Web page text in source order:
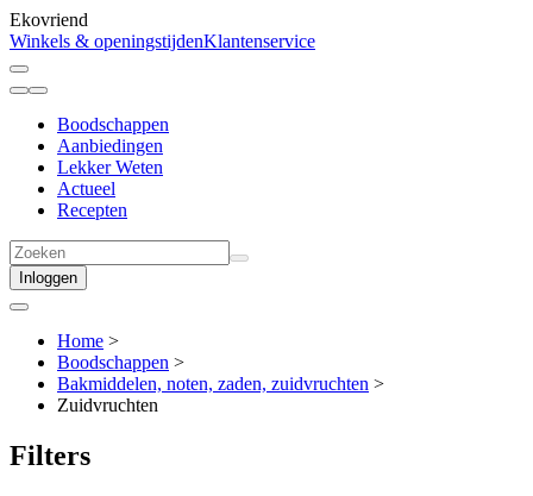
Ekovriend
Winkels & openingstijdenKlantenservice
Boodschappen
Aanbiedingen
Lekker Weten
Actueel
Recepten
Inloggen
Home >
Boodschappen >
Bakmiddelen, noten, zaden, zuidvruchten >
Zuidvruchten
Filters